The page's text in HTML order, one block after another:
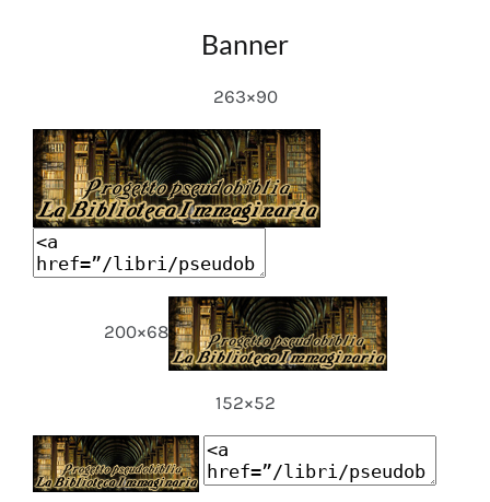
Banner
263×90
200×68
152×52